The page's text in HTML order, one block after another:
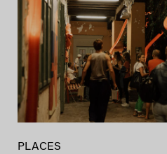
PLACES